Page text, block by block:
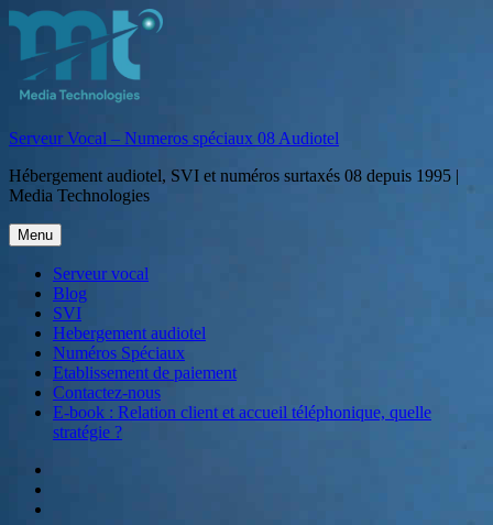
Aller
au
contenu
Serveur Vocal – Numeros spéciaux 08 Audiotel
Hébergement audiotel, SVI et numéros surtaxés 08 depuis 1995 |
Media Technologies
Menu
Serveur vocal
Blog
SVI
Hebergement audiotel
Numéros Spéciaux
Etablissement de paiement
Contactez-nous
E-book : Relation client et accueil téléphonique, quelle
stratégie ?